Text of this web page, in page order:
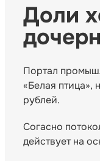
Доли
Портал
«Белая птица»,
рублей.
Согасно
действует на